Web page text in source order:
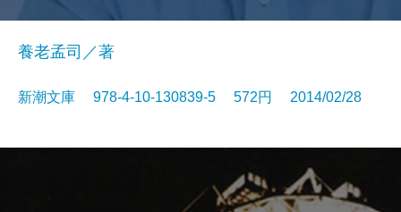
養老孟司／著
新潮文庫 978-4-10-130839-5 572円 2014/02/28